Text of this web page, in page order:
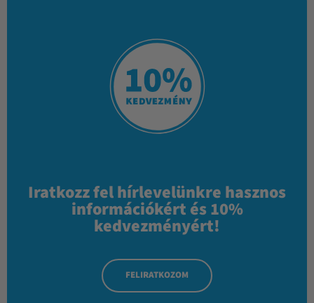
Iratkozz fel hírlevelünkre hasznos
információkért és 10%
kedvezményért!
FELIRATKOZOM